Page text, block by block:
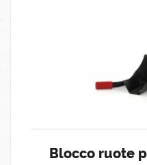
Blocco ruote